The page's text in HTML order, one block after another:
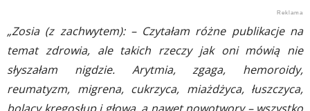
„Zosia (z zachwytem): – Czytałam różne publikacje na
temat zdrowia, ale takich rzeczy jak oni mówią nie
słyszałam nigdzie. Arytmia, zgaga, hemoroidy,
reumatyzm, migrena, cukrzyca, miażdżyca, łuszczyca,